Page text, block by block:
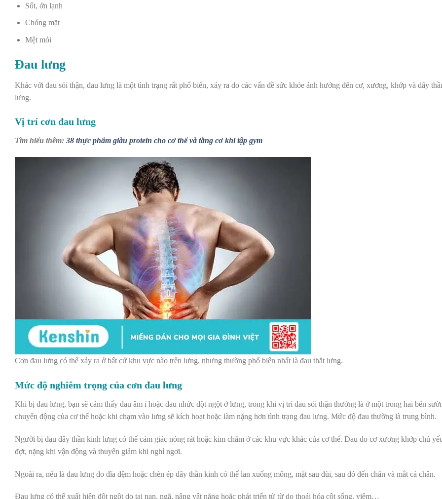
Sốt, ớn lạnh
Chóng mặt
Mệt mỏi
Đau lưng
Khác với đau sỏi thận, đau lưng là một tình trạng rất phổ biến, xảy ra do các vấn đề sức khỏe ảnh hưởng đến cơ, xương, khớp và dây
lưng.
Vị trí cơn đau lưng
Tìm hiểu thêm: 38 thực phẩm giàu protein cho cơ thể và tăng cơ khi tập gym
Cơn đau lưng có thể xảy ra ở bất cứ khu vực nào trên lưng, nhưng thường phổ biến nhất là đau thắt lưng.
Mức độ nghiêm trọng của cơn đau lưng
Khi bị đau lưng, bạn sẽ cảm thấy đau âm ỉ hoặc đau nhức đột ngột ở lưng, trong khi vị trí đau sỏi thận thường là ở một trong hai bên
chuyển động của cơ thể hoặc khi chạm vào lưng sẽ kích hoạt hoặc làm nặng hơn tình trạng đau lưng. Mức độ đau thường là trung bình.
Người bị đau dây thần kinh lưng có thể cảm giác nóng rát hoặc kim châm ở các khu vực khác của cơ thể. Đau do cơ xương khớp chủ
đợt, nặng khi vận động và thuyên giảm khi nghỉ ngơi.
Ngoài ra, nếu là đau lưng do đĩa đệm hoặc chèn ép dây thần kinh có thể lan xuống mông, mặt sau đùi, sau đó đến chân và mắt cá chân.
Đau lưng có thể xuất hiện đột ngột do tai nạn, ngã, nâng vật nặng hoặc phát triển từ từ do thoái hóa cột sống, viêm…